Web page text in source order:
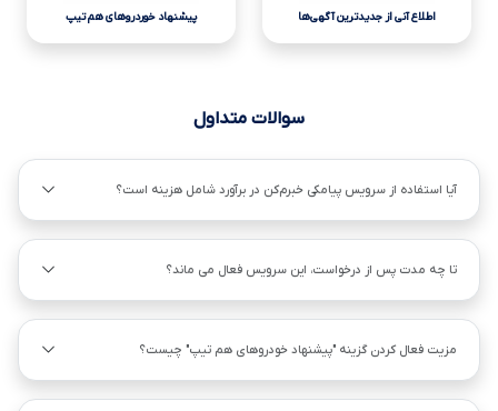
اطلاع آنی از جدیدترین آگهی‌ها پیشنهاد خوردروهای هم تیپ
سوالات متداول
آیا استفاده از سرویس پیامکی خبرم‌کن در برآورد شامل هزینه است؟
تا چه مدت پس از درخواست، این سرویس فعال می ماند؟
مزیت فعال کردن گزینه "پیشنهاد خودروهای هم ‌تیپ" چیست؟